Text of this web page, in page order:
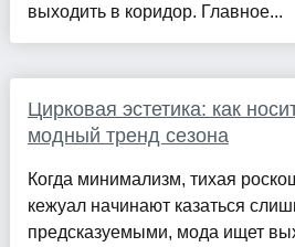
выходить в коридор. Главное...
Цирковая эстетика: как
модный тренд сезона
Когда минимализм, тихая
кежуал начинают казаться
предсказуемыми, мода ищет